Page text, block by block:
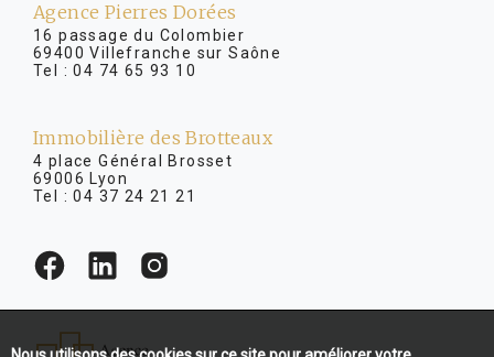
Agence Pierres Dorées
16 passage du Colombier
69400 Villefranche sur Saône
Tel :04 74 65 93 10
Immobilière des Brotteaux
4 place Général Brosset
69006 Lyon
Tel :04 37 24 21 21